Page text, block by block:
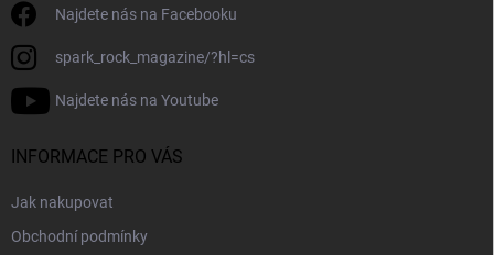
Najdete nás na Facebooku
spark_rock_magazine/?hl=cs
Najdete nás na Youtube
INFORMACE PRO VÁS
Jak nakupovat
Obchodní podmínky